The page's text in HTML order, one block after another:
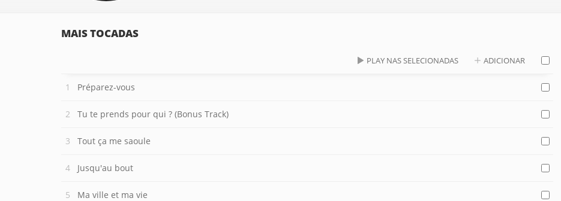
MAIS TOCADAS
PLAY NAS SELECIONADAS ADICIONAR
Préparez-vous
Tu te prends pour qui ? (Bonus Track)
Tout ça me saoule
Jusqu'au bout
Ma ville et ma vie